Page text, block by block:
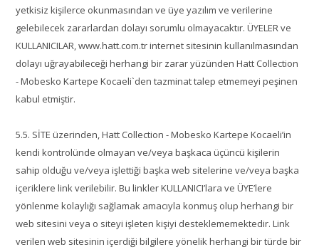
yetkisiz kişilerce okunmasından ve üye yazılım ve verilerine
gelebilecek zararlardan dolayı sorumlu olmayacaktır. ÜYELER ve
KULLANICILAR, www.hatt.com.tr internet sitesinin kullanılmasından
dolayı uğrayabileceği herhangi bir zarar yüzünden Hatt Collection
- Mobesko Kartepe Kocaeli`den tazminat talep etmemeyi peşinen
kabul etmiştir.
5.5. SİTE üzerinden, Hatt Collection - Mobesko Kartepe Kocaeli’in
kendi kontrolünde olmayan ve/veya başkaca üçüncü kişilerin
sahip olduğu ve/veya işlettiği başka web sitelerine ve/veya başka
içeriklere link verilebilir. Bu linkler KULLANICI’lara ve ÜYE’lere
yönlenme kolaylığı sağlamak amacıyla konmuş olup herhangi bir
web sitesini veya o siteyi işleten kişiyi desteklememektedir. Link
verilen web sitesinin içerdiği bilgilere yönelik herhangi bir türde bir